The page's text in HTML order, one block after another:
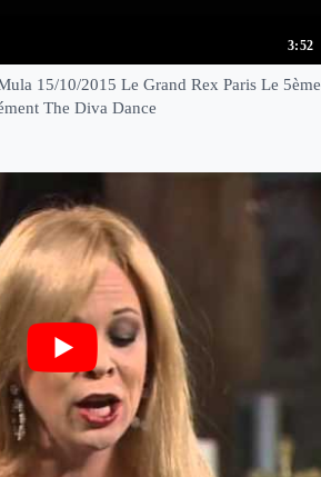
3:52
15/10/2015 Le Grand Rex Paris Le 5ème
The Diva Dance